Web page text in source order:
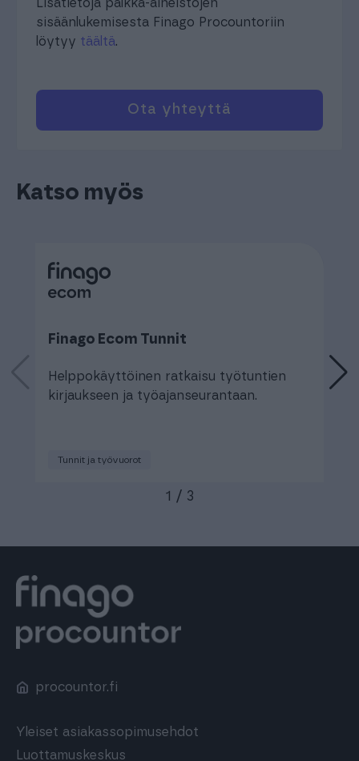
Lisätietoja palkka-aineistojen
sisäänlukemisesta Finago Procountoriin
löytyy täältä.
Ota yhteyttä
Katso myös
Finago Ecom Tunnit
Helppokäyttöinen ratkaisu työtuntien
kirjaukseen ja työajanseurantaan.
Tunnit ja työvuorot
1 / 3
procountor.fi
Yleiset asiakassopimusehdot
Luottamuskeskus